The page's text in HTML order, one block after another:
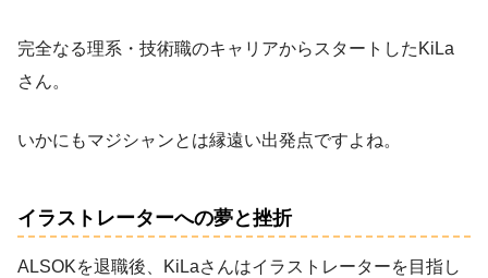
完全なる理系・技術職のキャリアからスタートしたKiLa
さん。
いかにもマジシャンとは縁遠い出発点ですよね。
イラストレーターへの夢と挫折
ALSOKを退職後、KiLaさんはイラストレーターを目指し